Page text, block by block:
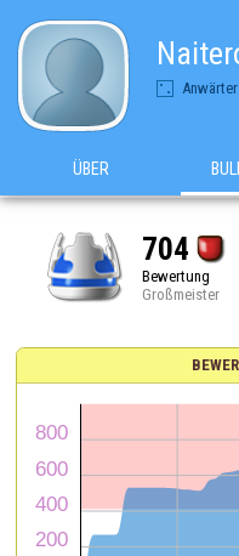
Anwärter
ÜBER
704
Bewertung
Großmeister